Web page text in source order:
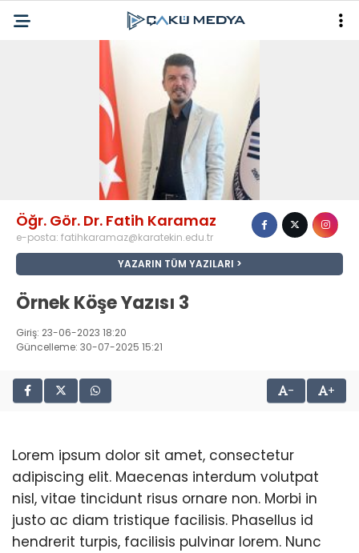
Öğr. Gör. Dr. Fatih Karamaz
e-posta: fatihkaramaz@karatekin.edu.tr
YAZARIN TÜM YAZILARI
Örnek Köşe Yazısı 3
Giriş: 23-06-2023 18:20
Güncelleme: 30-07-2025 15:21
- +
Lorem ipsum dolor sit amet, consectetur
adipiscing elit. Maecenas interdum volutpat
nisl, vitae tincidunt risus ornare non. Morbi in
justo ac diam tristique facilisis. Phasellus id
hendrerit turpis, facilisis pulvinar lorem. Nunc